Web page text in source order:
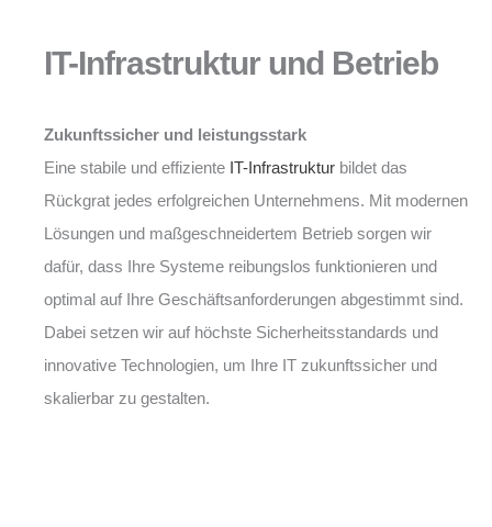
IT-Infrastruktur und Betrieb
Zukunftssicher und leistungsstark
Eine stabile und effiziente IT-Infrastruktur bildet das
Rückgrat jedes erfolgreichen Unternehmens. Mit modernen
Lösungen und maßgeschneidertem Betrieb sorgen wir
dafür, dass Ihre Systeme reibungslos funktionieren und
optimal auf Ihre Geschäftsanforderungen abgestimmt sind.
Dabei setzen wir auf höchste Sicherheitsstandards und
innovative Technologien, um Ihre IT zukunftssicher und
skalierbar zu gestalten.